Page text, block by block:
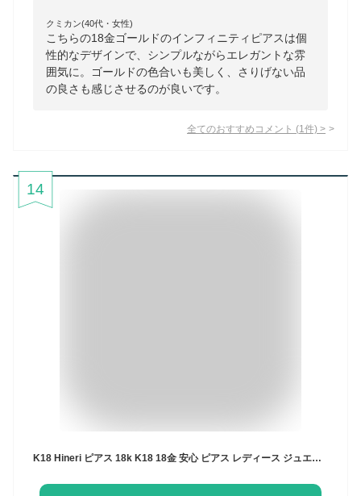
クミカン(40代・女性)
こちらの18金ゴールドのインフィニティピアスは個
性的なデザインで、シンプルながらエレガントな雰
囲気に。ゴールドの色合いも美しく、さりげない品
の良さも感じさせるのが良いです。
全てのおすすめコメント (1 件) >
14
K18 Hineri ピアス 18k K18 18金 安心 ピアス レディース ジュエリー アクセサリー ギフト 地金 プレゼント 女性用 贈り物 コンビ 楽天ランキング1位 知的デザインに ひねりを効かせた アメリカンピアス ヒネリ 送料無料 金属アレルギー ラパ 人気